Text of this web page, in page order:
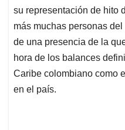
su representación de hito
más muchas personas
de una presencia de la
hora de los balances
Caribe colombiano como
en el país.